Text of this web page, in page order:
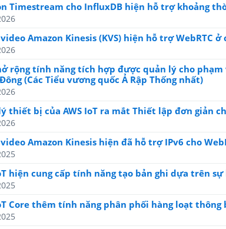
Timestream cho InfluxDB hiện hỗ trợ khoảng
Amazon Kinesis (KVS) hiện hỗ trợ WebRTC ở
rộng tính năng tích hợp được quản lý cho
(Các Tiểu vương quốc Ả Rập Thống nhất)
thiết bị của AWS IoT ra mắt Thiết lập đơn giản
Amazon Kinesis hiện đã hỗ trợ IPv6 cho
hiện cung cấp tính năng tạo bản ghi dựa trên
Core thêm tính năng phân phối hàng loạt thông